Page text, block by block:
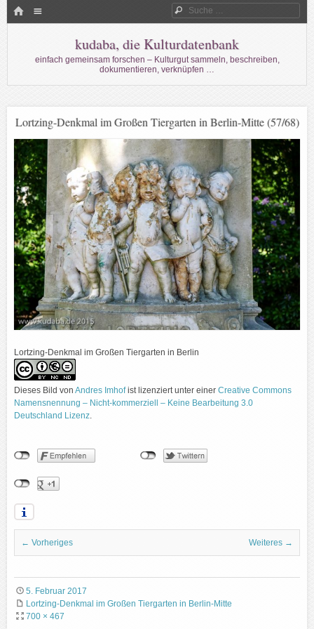
HOME Suche
kudaba, die Kulturdatenbank
einfach gemeinsam forschen – Kulturgut sammeln, beschreiben,
dokumentieren, verknüpfen …
Lortzing-Denkmal im Großen Tiergarten in Berlin-Mitte (57/68)
Lortzing-Denkmal im Großen Tiergarten in Berlin
Dieses Bild von Andres Imhofist lizenziert unter einer Creative Commons
Namensnennung – Nicht-kommerziell – Keine Bearbeitung 3.0
Deutschland Lizenz.
← Vorheriges Weiteres →
5. Februar 2017
Lortzing-Denkmal im Großen Tiergarten in Berlin-Mitte
700 × 467